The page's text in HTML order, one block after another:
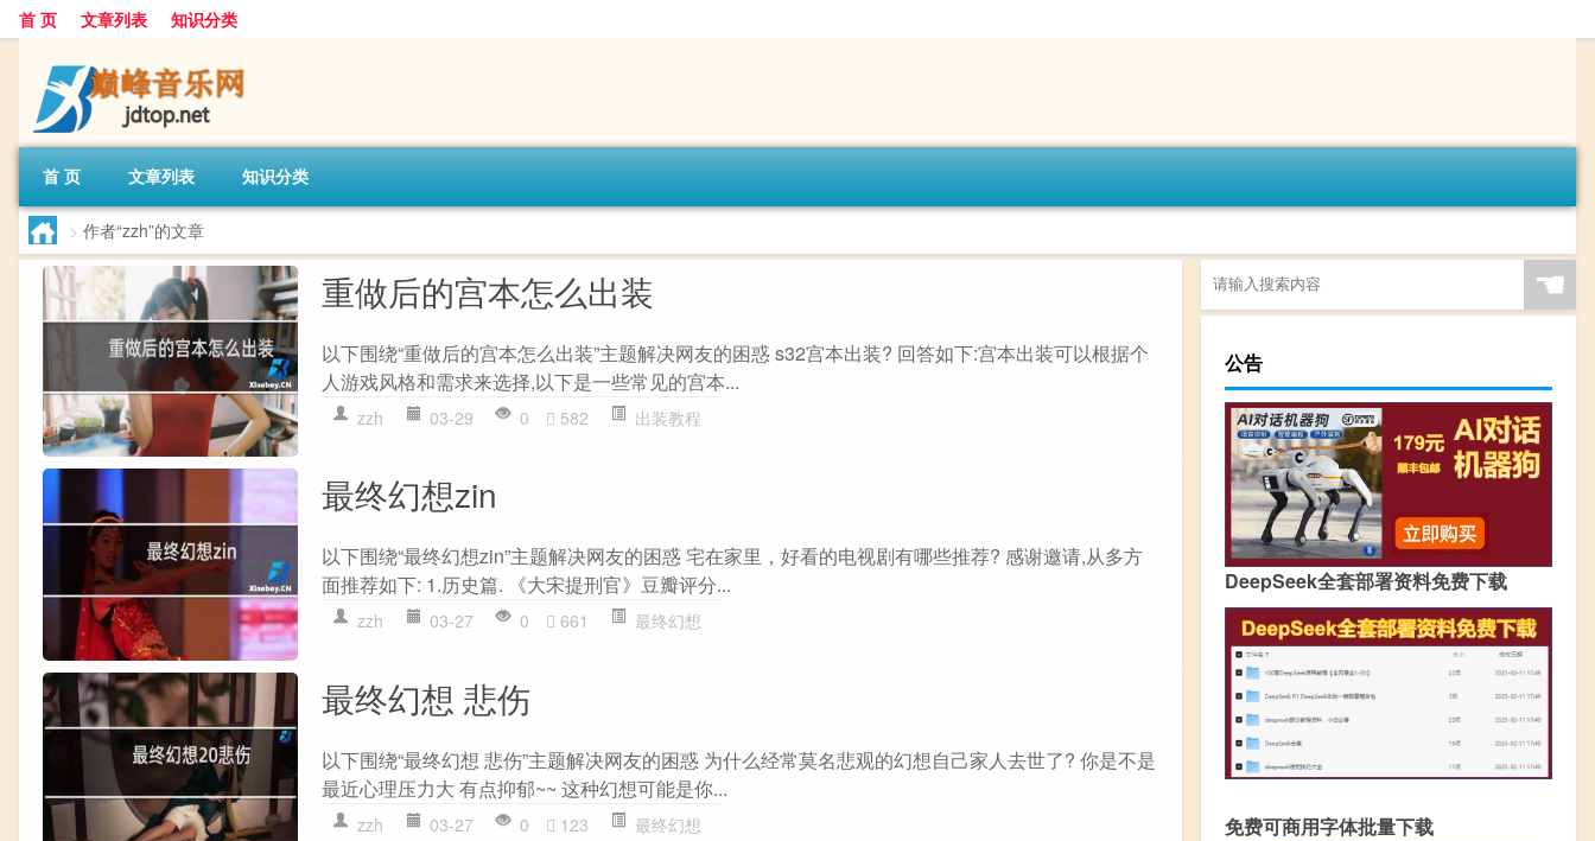
首 页 文章列表 知识分类
首 页 文章列表 知识分类
> 作者“zzh”的文章
重做后的宫本怎么出装
以下围绕“重做后的宫本怎么出装”主题解决网友的困惑 s32宫本出装? 回答如下:宫本出装可以根据个
人游戏风格和需求来选择,以下是一些常见的宫本...
zzh 03-29 0 582 出装教程
最终幻想zin
以下围绕“最终幻想zin”主题解决网友的困惑 宅在家里，好看的电视剧有哪些推荐? 感谢邀请,从多方
面推荐如下: 1.历史篇. 《大宋提刑官》豆瓣评分...
zzh 03-27 0 661 最终幻想
最终幻想 悲伤
以下围绕“最终幻想 悲伤”主题解决网友的困惑 为什么经常莫名悲观的幻想自己家人去世了? 你是不是
最近心理压力大 有点抑郁~~ 这种幻想可能是你...
zzh 03-27 0 123 最终幻想
☚
公告
DeepSeek全套部署资料免费下载
免费可商用字体批量下载